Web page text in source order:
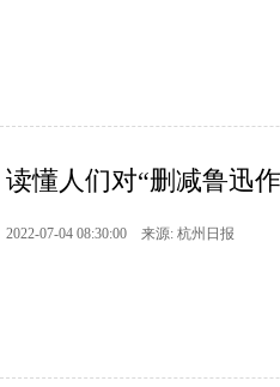
读懂人们对“删减鲁迅
2022-07-04 08:30:00 来源: 杭州日报